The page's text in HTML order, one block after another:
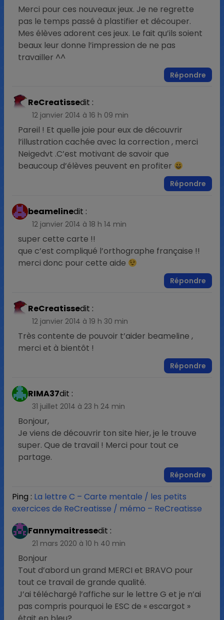
Merci pour ces nouveaux jeux. Je ne regrette
pas le temps passé à plastifier et découper.
Mes élèves adorent ces jeux. Le fait qu’ils soient
beaux leur donne l’impression de ne pas
travailler ^^
Répondre
ReCreatissedit :
12 janvier 2014 à 16 h 09 min
Pareil ! Et quelle joie pour eux de découvrir
l’illustration cachée avec la correction , merci
Neigedvt .C’est motivant de savoir que
beaucoup d’élèves peuvent en profiter
Répondre
beamelinedit :
12 janvier 2014 à 18 h 14 min
super cette carte !!
que c’est compliqué l’orthographe française !!
merci donc pour cette aide
Répondre
ReCreatissedit :
12 janvier 2014 à 19 h 30 min
Très contente de pouvoir t’aider beameline ,
merci et à bientôt !
Répondre
RIMA37dit :
31 juillet 2014 à 23 h 24 min
Bonjour,
Je viens de découvrir ton site hier, je le trouve
super. Que de travail ! Merci pour tout ce
partage.
Répondre
Ping : La lettre C – Carte mentale / les petits
exercices de ReCreatisse / mémo – ReCreatisse
Fannymaitressedit :
21 mars 2020 à 10 h 40 min
Bonjour
Tout d’abord un grand MERCI et BRAVO pour
tout ce travail de grande qualité.
J’ai téléchargé l’affiche sur le lettre G et je n’ai
pas compris pourquoi le ESC de « escargot »